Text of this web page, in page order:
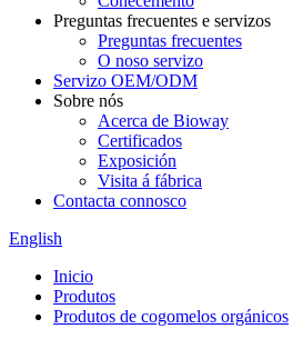
Preguntas frecuentes e servizos
Preguntas frecuentes
O noso servizo
Servizo OEM/ODM
Sobre nós
Acerca de Bioway
Certificados
Exposición
Visita á fábrica
Contacta connosco
English
Inicio
Produtos
Produtos de cogomelos orgánicos